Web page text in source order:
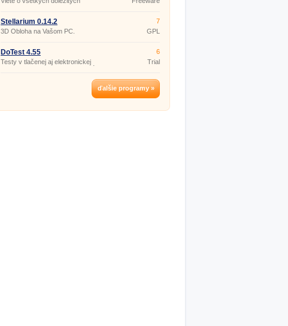
Stellarium 0.14.2
3D Obloha na Vašom PC.
7
GPL
DoTest 4.55
Testy v tlačenej aj elektronickej
podobe jednoducho a profesionálne.
6
Trial
ďalšie programy »